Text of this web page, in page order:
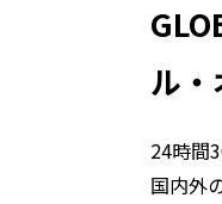
ル
24時間
国内外